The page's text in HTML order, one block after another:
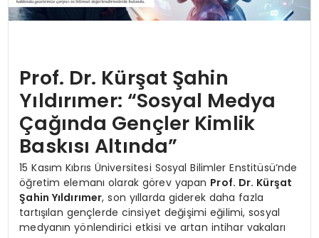
Prof. Dr. Kürşat Şahin
Yıldırımer: “Sosyal Medya
Çağında Gençler Kimlik
Baskısı Altında”
15 Kasım Kıbrıs Üniversitesi Sosyal Bilimler Enstitüsü’nde
öğretim elemanı olarak görev yapan Prof. Dr. Kürşat
Şahin Yıldırımer, son yıllarda giderek daha fazla
tartışılan gençlerde cinsiyet değişimi eğilimi, sosyal
medyanın yönlendirici etkisi ve artan intihar vakaları